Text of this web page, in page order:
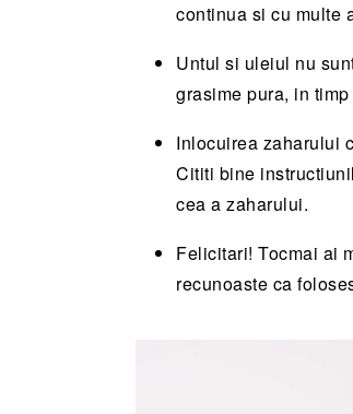
continua si cu multe
Untul si uleiul nu
grasime pura, in
Inlocuirea zaharului
Cititi bine
cea a zaharului.
Felicitari! Tocmai ai
recunoaste ca